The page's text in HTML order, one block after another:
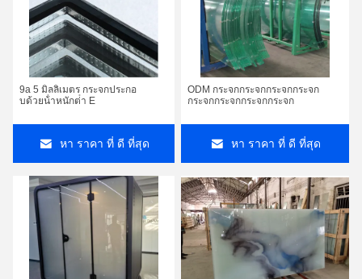
9a 5 มิลลิเมตร กระจกประกอ
บด้วยน้ําหนักต่ํา E
หา ราคา ที่ ดี ที่สุด
ODM กระจกกระจกกระจกกระจก
กระจกกระจกกระจกกระจก
หา ราคา ที่ ดี ที่สุด